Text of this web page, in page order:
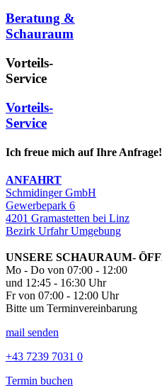
Beratung &
Schauraum
Vorteils-
Service
Vorteils-
Service
Ich freue mich auf Ihre Anfrage!
ANFAHRT
Schmidinger GmbH
Gewerbepark 6
4201 Gramastetten bei Linz
Bezirk Urfahr Umgebung
UNSERE SCHAURAUM-
Mo - Do von 07:00 - 12:00
und 12:45 - 16:30 Uhr
Fr von 07:00 - 12:00 Uhr
Bitte um Terminvereinbarung
mail senden
+43 7239 7031 0
Termin buchen